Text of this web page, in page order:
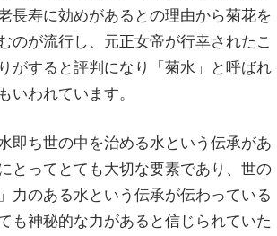
長寿に効めがあるとの理由から菊花を
のが流行し、元正女帝が行幸されたこ
がすると評判になり「菊水」と呼ばれ
いわれています。
即ち世の中を治める水という伝承があ
とってとても大切な要素であり、世の
力のある水という伝承が伝わっている
も神秘的な力があると信じられていた